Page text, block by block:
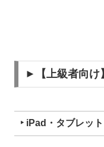
►【上級者向け
‣ iPad・タブレット